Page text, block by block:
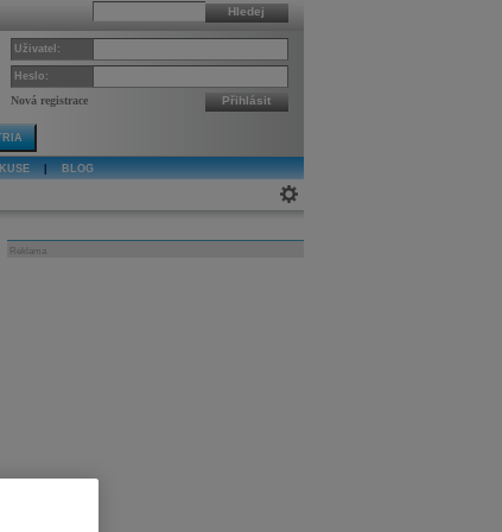
Hledej
Uživatel:
Heslo:
Nová registrace Přihlásit
BLOG
Reklama